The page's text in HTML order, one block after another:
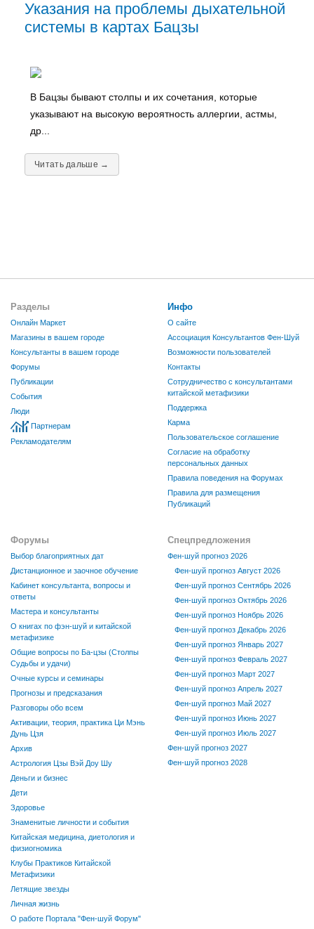
Указания на проблемы дыхательной
системы в картах Бацзы
В Бацзы бывают столпы и их сочетания, которые
указывают на высокую вероятность аллергии, астмы,
др...
Читать дальше →
Разделы
Онлайн Маркет
Магазины в вашем городе
Консультанты в вашем городе
Форумы
Публикации
События
Люди
Партнерам
Рекламодателям
Инфо
О сайте
Ассоциация Консультантов Фен-Шуй
Возможности пользователей
Контакты
Сотрудничество с консультантами
китайской метафизики
Поддержка
Карма
Пользовательское соглашение
Согласие на обработку
персональных данных
Правила поведения на Форумах
Правила для размещения
Публикаций
Форумы
Выбор благоприятных дат
Дистанционное и заочное обучение
Кабинет консультанта, вопросы и
ответы
Мастера и консультанты
О книгах по фэн-шуй и китайской
метафизике
Общие вопросы по Ба-цзы (Столпы
Судьбы и удачи)
Очные курсы и семинары
Прогнозы и предсказания
Разговоры обо всем
Активации, теория, практика Ци Мэнь
Дунь Цзя
Архив
Астрология Цзы Вэй Доу Шу
Деньги и бизнес
Дети
Здоровье
Знаменитые личности и события
Китайская медицина, диетология и
физиогномика
Клубы Практиков Китайской
Метафизики
Летящие звезды
Личная жизнь
О работе Портала "Фен-шуй Форум"
Спецпредложения
Фен-шуй прогноз 2026
Фен-шуй прогноз Август 2026
Фен-шуй прогноз Сентябрь 2026
Фен-шуй прогноз Октябрь 2026
Фен-шуй прогноз Ноябрь 2026
Фен-шуй прогноз Декабрь 2026
Фен-шуй прогноз Январь 2027
Фен-шуй прогноз Февраль 2027
Фен-шуй прогноз Март 2027
Фен-шуй прогноз Апрель 2027
Фен-шуй прогноз Май 2027
Фен-шуй прогноз Июнь 2027
Фен-шуй прогноз Июль 2027
Фен-шуй прогноз 2027
Фен-шуй прогноз 2028